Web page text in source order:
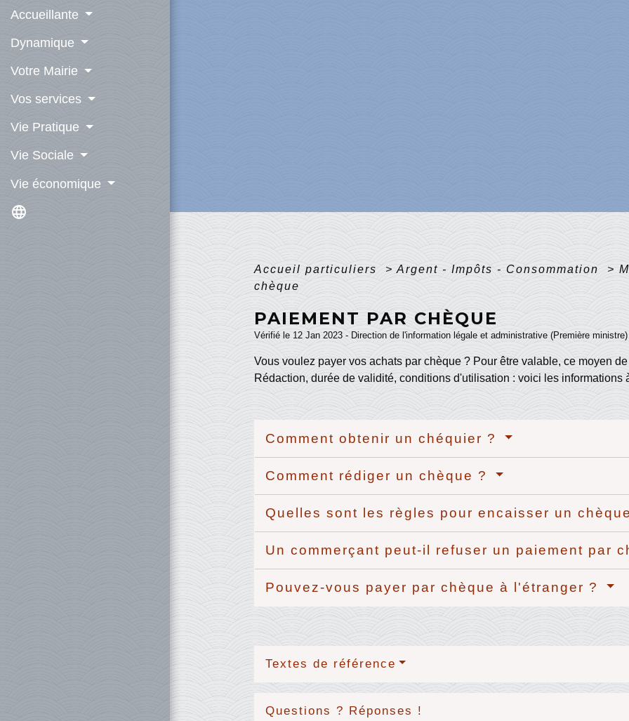
Accueillante
Dynamique
Votre Mairie
Vos services
Vie Pratique
Vie Sociale
Vie économique
language
Accueil particuliers > Argent - Impôts - Consommation >
chèque
PAIEMENT PAR CHÈQUE
Vérifié le 12 Jan 2023 - Direction de l'information légale et administrative (Première ministre)
Vous voulez payer vos achats par chèque ? Pour être valable, ce moyen
Rédaction, durée de validité, conditions d'utilisation : voici les informations
Comment obtenir un chéquier ?
Comment rédiger un chèque ?
Quelles sont les règles pour encaisser un
Un commerçant peut-il refuser un paiement par
Pouvez-vous payer par chèque à l'étranger ?
Textes de référence
Questions ? Réponses !